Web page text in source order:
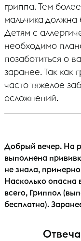
гриппа. Тем
мальчика должна
Детям с
необходимо
позаботиться о
заранее. Так как
часто тяжелое
осложнений.
Добрый вечер. На
выполнена
не знала,
Насколько опасна
всего, Гриппол
бесплатно).